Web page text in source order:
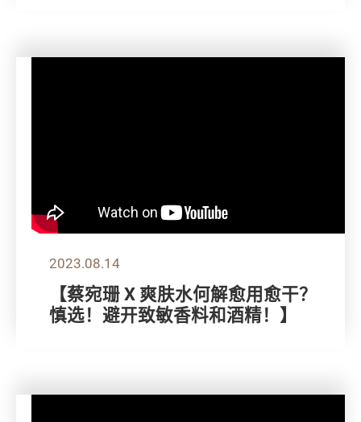
2023.08.14
【蔡宛珊 X 爽肤水何解愈用愈干？
慎选！避开致敏香料和酒精！】